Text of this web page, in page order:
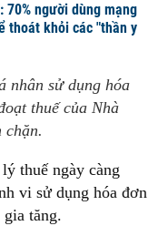
70% người dùng mạng
thoát khỏi các "thần y
nhân sử dụng hóa
thuế của Nhà
chặn.
thuế ngày càng
vi sử dụng hóa đơn
gia tăng.